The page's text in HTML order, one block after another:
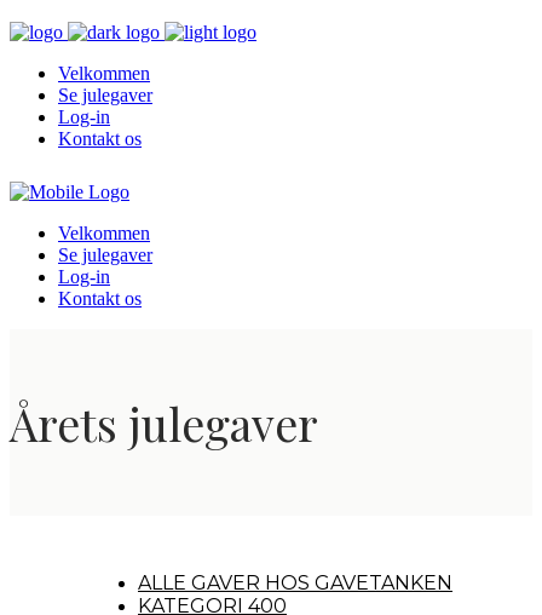
Velkommen
Se julegaver
Log-in
Kontakt os
Velkommen
Se julegaver
Log-in
Kontakt os
Årets julegaver
ALLE GAVER HOS GAVETANKEN
KATEGORI 400